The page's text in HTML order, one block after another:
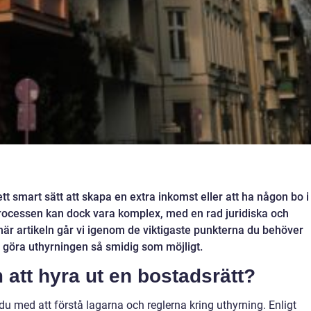
smart sätt att skapa en extra inkomst eller att ha någon bo i
kan dock vara komplex, med en rad juridiska och
artikeln går vi igenom de viktigaste punkterna du behöver
uthyrningen så smidig som möjligt.
att hyra ut en bostadsrätt?
med att förstå lagarna och reglerna kring uthyrning. Enligt